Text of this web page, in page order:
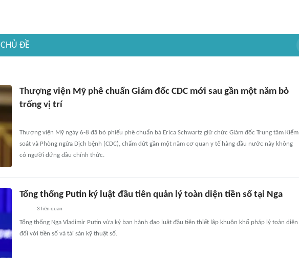
CHỦ ĐỀ
Thượng viện Mỹ phê chuẩn Giám đốc CDC mới sau gần một năm bỏ
trống vị trí
Thượng viện Mỹ ngày 6-8 đã bỏ phiếu phê chuẩn bà Erica Schwartz giữ chức Giám đốc Trung tâm Kiểm
soát và Phòng ngừa Dịch bệnh (CDC), chấm dứt gần một năm cơ quan y tế hàng đầu nước này không
có người đứng đầu chính thức.
Tổng thống Putin ký luật đầu tiên quản lý toàn diện tiền số tại Nga
3 liên quan
Tổng thống Nga Vladimir Putin vừa ký ban hành đạo luật đầu tiên thiết lập khuôn khổ pháp lý toàn diện
đối với tiền số và tài sản kỹ thuật số.